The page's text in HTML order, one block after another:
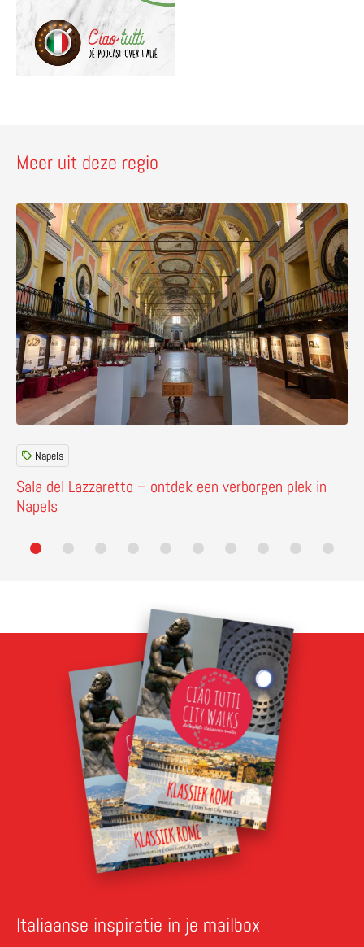
Meer uit deze regio
Sala del Lazzaretto – ontdek een verborgen plek in
Napels
Napels
Lees meer over Sala del Lazzaretto – ontdek een
Italiaanse inspiratie in je mailbox